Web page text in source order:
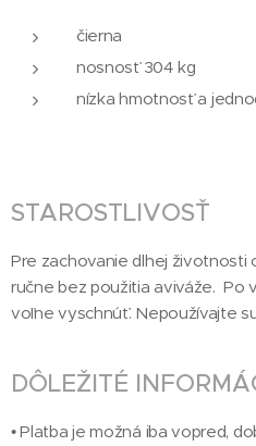
čierna
nosnosť 304 kg
nízka hmotnosť a
STAROSTLIVOSŤ
Pre zachovanie dlhej
ručne bez použitia aviváže. Po
voľne vyschnúť. Nepoužívajte
DÔLEŽITÉ
• Platba je možná iba vopred,